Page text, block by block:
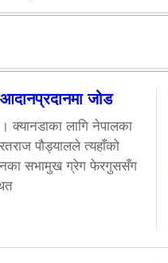
जोड
क्यानडाका लागि नेपालका
पौड्यालले त्यहाँको
सभामुख ग्रेग फेरगुससँग